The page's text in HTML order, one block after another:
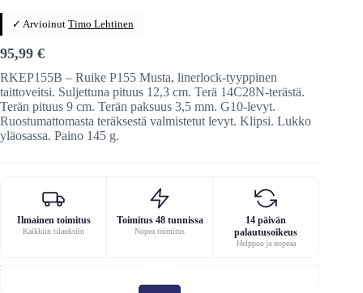
✓ Arvioinut Timo Lehtinen
95,99 €
RKEP155B – Ruike P155 Musta, linerlock-tyyppinen
taittoveitsi. Suljettuna pituus 12,3 cm. Terä 14C28N-terästä.
Terän pituus 9 cm. Terän paksuus 3,5 mm. G10-levyt.
Ruostumattomasta teräksestä valmistetut levyt. Klipsi. Lukko
yläosassa. Paino 145 g.
Ilmainen toimitus
Kaikkiin tilauksiin
Toimitus 48 tunnissa
Nopea toimitus
14 päivän
palautusoikeus
Helppoa ja nopeaa